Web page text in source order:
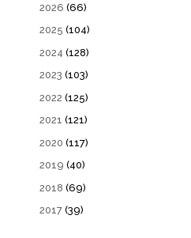
2026 (66)
2025 (104)
2024 (128)
2023 (103)
2022 (125)
2021 (121)
2020 (117)
2019 (40)
2018 (69)
2017 (39)